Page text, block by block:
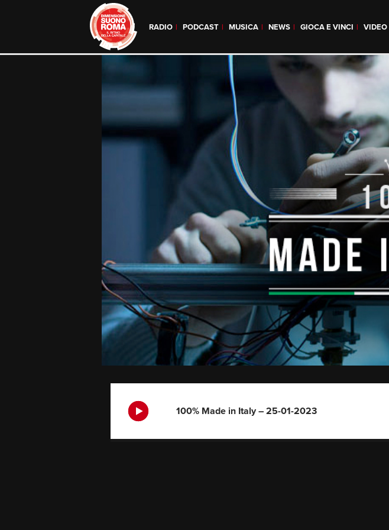
RADIO PODCAST MUSICA NEWS GIOCA E VINCI VIDEO
100% Made in Italy – 25-01-2023